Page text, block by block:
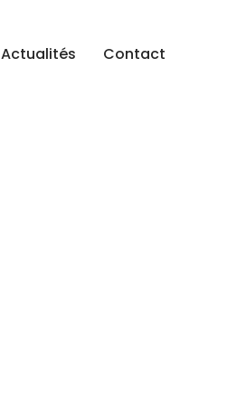
Actualités Contact